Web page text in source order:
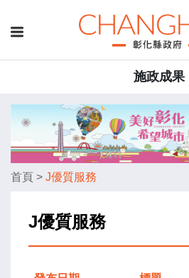
施政成果
首頁 > J優質服務
J優質服務